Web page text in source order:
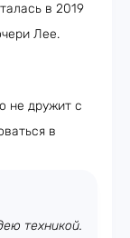
в 2019
Лее.
не дружит с
в
техникой.